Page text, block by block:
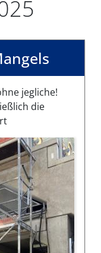
jegliche!
die